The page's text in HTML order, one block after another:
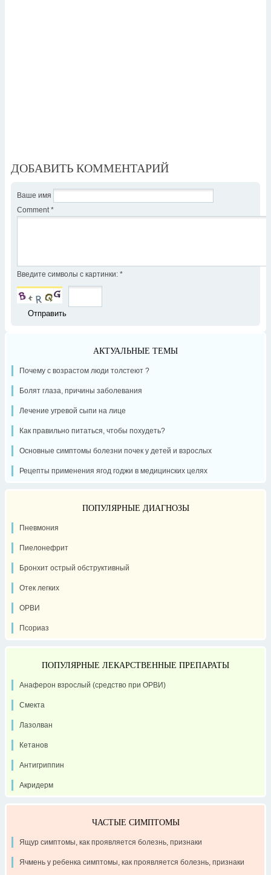
ДОБАВИТЬ КОММЕНТАРИЙ
Ваше имя
Comment *
Введите символы с картинки: *
АКТУАЛЬНЫЕ ТЕМЫ
Почему с возрастом люди толстеют ?
Болят глаза, причины заболевания
Лечение угревой сыпи на лице
Как правильно питаться, чтобы похудеть?
Основные симптомы болезни почек у детей и взрослых
Рецепты применения ягод годжи в медицинских целях
ПОПУЛЯРНЫЕ ДИАГНОЗЫ
Пневмония
Пиелонефрит
Бронхит острый обструктивный
Отек легких
ОРВИ
Псориаз
ПОПУЛЯРНЫЕ ЛЕКАРСТВЕННЫЕ ПРЕПАРАТЫ
Анаферон взрослый (средство при ОРВИ)
Смекта
Лазолван
Кетанов
Антигриппин
Акридерм
ЧАСТЫЕ СИМПТОМЫ
Ящур симптомы, как проявляется болезнь, признаки
Ячмень у ребенка симптомы, как проявляется болезнь, признаки